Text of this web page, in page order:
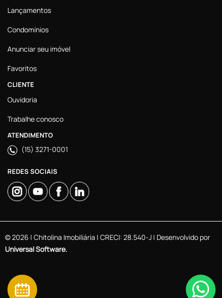
Lançamentos
Condomínios
Anunciar seu imóvel
Favoritos
CLIENTE
Ouvidoria
Trabalhe conosco
ATENDIMENTO
(15) 3271-0001
REDES SOCIAIS
© 2026 | Chitolina Imobiliária | CRECI: 28.540-J | Desenvolvido por
Universal Software.